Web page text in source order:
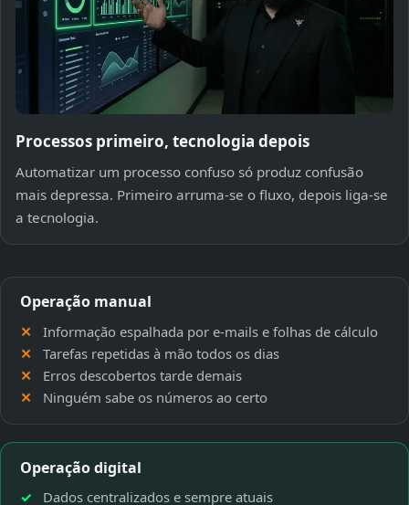
Processos primeiro, tecnologia depois
Automatizar um processo confuso só produz confusão
mais depressa. Primeiro arruma-se o fluxo, depois liga-se
a tecnologia.
Operação manual
Informação espalhada por e-mails e folhas de cálculo
Tarefas repetidas à mão todos os dias
Erros descobertos tarde demais
Ninguém sabe os números ao certo
Operação digital
Dados centralizados e sempre atuais